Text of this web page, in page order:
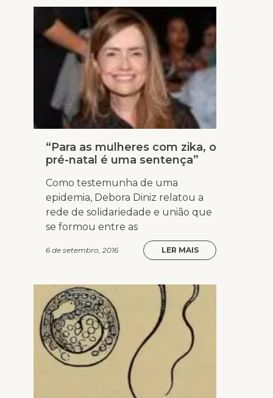
“Para as mulheres com zika, o
pré-natal é uma sentença”
Como testemunha de uma
epidemia, Debora Diniz relatou a
rede de solidariedade e união que
se formou entre as
6 de setembro, 2016 LER MAIS